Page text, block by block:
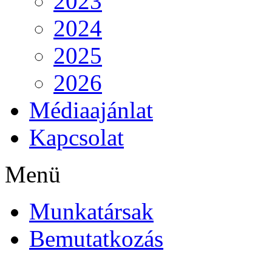
2024
2025
2026
Médiaajánlat
Kapcsolat
Menü
Munkatársak
Bemutatkozás